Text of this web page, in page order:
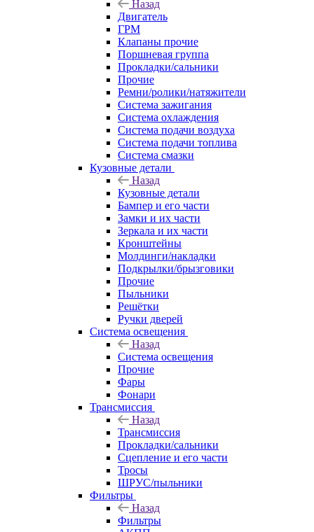
Назад
Двигатель
ГРМ
Клапаны прочие
Поршневая группа
Прокладки/сальники
Прочие
Ремни/ролики/натяжители
Система зажигания
Система охлаждения
Система подачи воздуха
Система подачи топлива
Система смазки
Кузовные детали
Назад
Кузовные детали
Бампер и его части
Замки и их части
Зеркала и их части
Кронштейны
Молдинги/накладки
Подкрылки/брызговики
Прочие
Пыльники
Решётки
Ручки дверей
Система освещения
Назад
Система освещения
Прочие
Фары
Фонари
Трансмиссия
Назад
Трансмиссия
Прокладки/сальники
Сцепление и его части
Тросы
ШРУС/пыльники
Фильтры
Назад
Фильтры